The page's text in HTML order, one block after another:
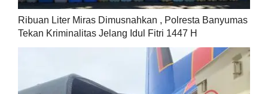
Ribuan Liter Miras Dimusnahkan , Polresta Banyumas
Tekan Kriminalitas Jelang Idul Fitri 1447 H